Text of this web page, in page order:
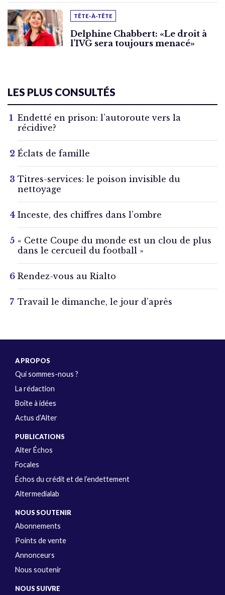
TÊTE-À-TÊTE
Delphine Chabbert: «Le droit à
l’IVG sera toujours menacé»
LES PLUS CONSULTÉS
Endetté en prison: l’autoroute vers la
récidive?
Éclats de famille
Titres-services: le poison invisible du
nettoyage
Inceste, des chiffres dans l’ombre
« Cette Coupe du monde est un clou de plus
dans le cercueil du football »
Rendez-vous au Rialto
Travail le dimanche, le jour d’après
A PROPOS
Qui sommes-nous ?
La rédaction
Boîte à idées
Actus d’Alter
PUBLICATIONS
Alter Échos
Focales
Échos du crédit et de l’endettement
Altermedialab
NOUS SOUTENIR
Abonnements
Points de vente
Annonceurs
Nous soutenir
NOUS SUIVRE